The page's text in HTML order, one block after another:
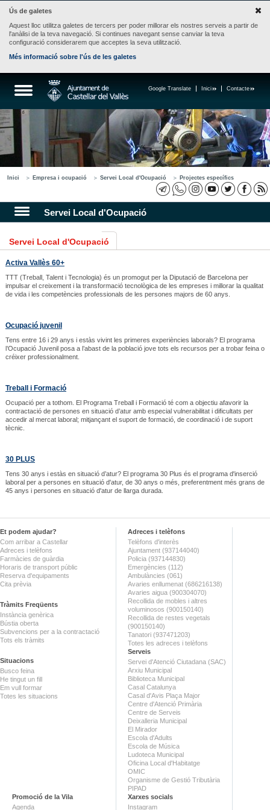
Ús de galetes
Aquest lloc utilitza galetes de tercers per poder millorar els nostres serveis a partir de
l'anàlisi de la teva navegació. Si continues navegant sense canviar la teva
configuració considerarem que acceptes la seva utilització.
Més informació sobre l'ús de les galetes
Contacte
Inici
Google Translate
Inici Empresa i ocupació Servei Local d'Ocupació Projectes específics
Servei Local d'Ocupació
Servei Local d'Ocupació
Activa Vallès 60+
TTT (Treball, Talent i Tecnologia) és un promogut per la Diputació de Barcelona per
impulsar el creixement i la transformació tecnològica de les empreses i millorar la qualitat
de vida i les competències professionals de les persones majors de 60 anys.
Ocupació juvenil
Tens entre 16 i 29 anys i estàs vivint les primeres experiències laborals? El programa
l’Ocupació Juvenil posa a l’abast de la població jove tots els recursos per a trobar feina o
créixer professionalment.
Treball i Formació
Ocupació per a tothom. El Programa Treball i Formació té com a objectiu afavorir la
contractació de persones en situació d’atur amb especial vulnerabilitat i dificultats per
accedir al mercat laboral; mitjançant el suport de formació, de coordinació i de suport
tècnic.
30 PLUS
Tens 30 anys i estàs en situació d’atur? El programa 30 Plus és el programa d'inserció
laboral per a persones en situació d'atur, de 30 anys o més, preferentment més grans de
45 anys i persones en situació d'atur de llarga durada.
Et podem ajudar?
Com arribar a Castellar
Adreces i telèfons
Farmàcies de guàrdia
Horaris de transport públic
Reserva d'equipaments
Cita prèvia
Tràmits Freqüents
Instància genèrica
Bústia oberta
Subvencions per a la contractació
Tots els tràmits
Situacions
Busco feina
He tingut un fill
Em vull formar
Totes les situacions
Adreces i telèfons
Telèfons d'interès
Ajuntament (937144040)
Policia (937144830)
Emergències (112)
Ambulàncies (061)
Avaries enllumenat (686216138)
Avaries aigua (900304070)
Recollida de mobles i altres
voluminosos (900150140)
Recollida de restes vegetals
(900150140)
Tanatori (937471203)
Totes les adreces i telèfons
Serveis
Servei d'Atenció Ciutadana (SAC)
Arxiu Municipal
Biblioteca Municipal
Casal Catalunya
Casal d'Avis Plaça Major
Centre d'Atenció Primària
Centre de Serveis
Deixalleria Municipal
El Mirador
Escola d'Adults
Escola de Música
Ludoteca Municipal
Oficina Local d'Habitatge
OMIC
Organisme de Gestió Tributària
PIPAD
Promoció de la Vila
Agenda
Xarxes socials
Instagram